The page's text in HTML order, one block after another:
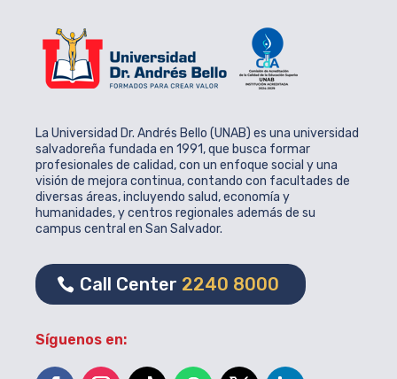
La Universidad Dr. Andrés Bello (UNAB) es una universidad
salvadoreña fundada en 1991, que busca formar
profesionales de calidad, con un enfoque social y una
visión de mejora continua, contando con facultades de
diversas áreas, incluyendo salud, economía y
humanidades, y centros regionales además de su
campus central en San Salvador.
Call Center 2240 8000
Síguenos en: